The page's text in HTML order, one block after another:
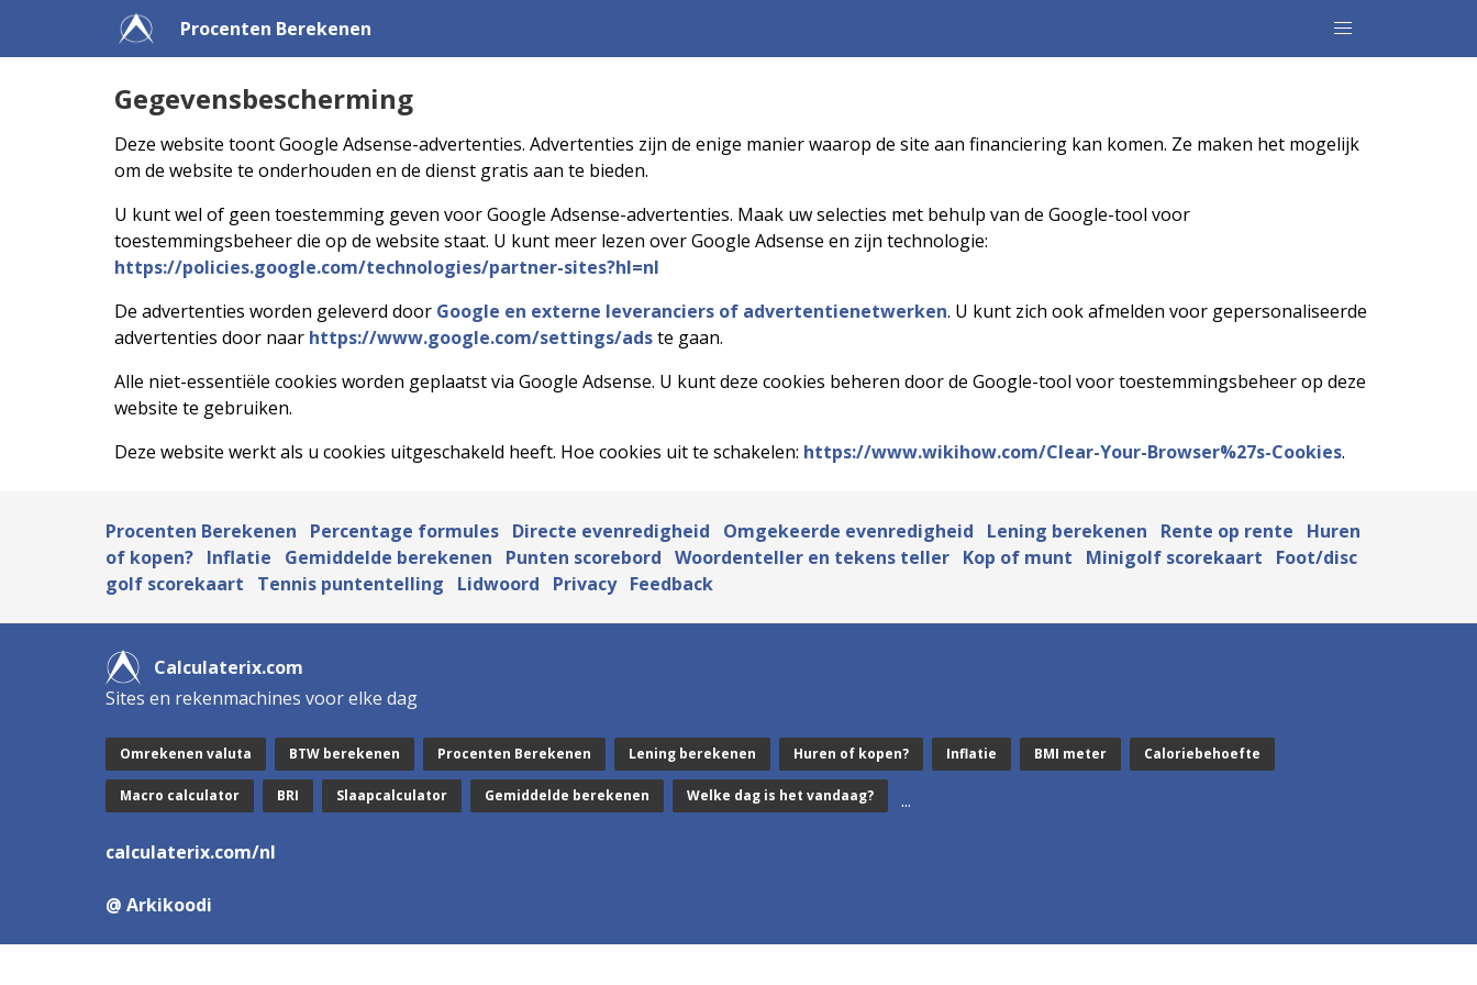
Procenten Berekenen
Gegevensbescherming
Deze website toont Google Adsense-advertenties. Advertenties zijn de enige manier waarop de site aan financiering kan komen. Ze maken het mogelijk
om de website te onderhouden en de dienst gratis aan te bieden.
U kunt wel of geen toestemming geven voor Google Adsense-advertenties. Maak uw selecties met behulp van de Google-tool voor
toestemmingsbeheer die op de website staat. U kunt meer lezen over Google Adsense en zijn technologie:
https://policies.google.com/technologies/partner-sites?hl=nl
De advertenties worden geleverd door Google en externe leveranciers of advertentienetwerken. U kunt zich ook afmelden voor gepersonaliseerde
advertenties door naar https://www.google.com/settings/adste gaan.
Alle niet-essentiële cookies worden geplaatst via Google Adsense. U kunt deze cookies beheren door de Google-tool voor toestemmingsbeheer op deze
website te gebruiken.
Deze website werkt als u cookies uitgeschakeld heeft. Hoe cookies uit te schakelen: https://www.wikihow.com/Clear-Your-Browser%27s-Cookies.
Procenten Berekenen Percentage formules Directe evenredigheid Omgekeerde evenredigheid Lening berekenen Rente op rente
Huren
of kopen? Inflatie Gemiddelde berekenen Punten scorebord Woordenteller en tekens teller Kop of munt Minigolf scorekaart
Foot/disc
golf scorekaart
Tennis puntentelling Lidwoord Privacy Feedback
Calculaterix.com
Sites en rekenmachines voor elke dag
Omrekenen valuta BTW berekenen Procenten Berekenen Lening berekenen Huren of kopen? Inflatie BMI meter Caloriebehoefte
Macro calculator BRI Slaapcalculator Gemiddelde berekenen Welke dag is het vandaag? ...
calculaterix.com/nl
@ Arkikoodi